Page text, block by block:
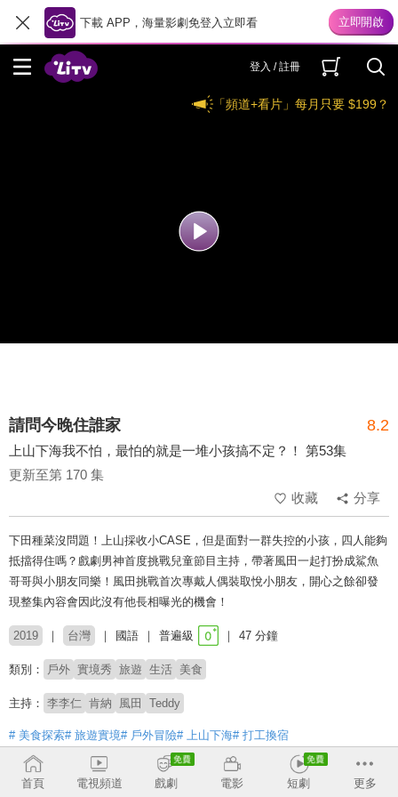
下載 APP，海量影劇免登入立即看
登入 / 註冊
「頻道+看片」每月只要 $199？
請問今晚住誰家 8.2
上山下海我不怕，最怕的就是一堆小孩搞不定？！ 第53集
更新至第 170 集
收藏
分享
下田種菜沒問題！上山採收小CASE，但是面對一群失控的小孩，四人能夠
抵擋得住嗎？戲劇男神首度挑戰兒童節目主持，帶著風田一起打扮成鯊魚
哥哥與小朋友同樂！風田挑戰首次專戴人偶裝取悅小朋友，開心之餘卻發
現整集內容會因此沒有他長相曝光的機會！
2019 台灣 國語 普遍級 47 分鐘
類別： 戶外 實境秀 旅遊 生活 美食
主持： 李李仁 肯納 風田 Teddy
# 美食探索# 旅遊實境# 戶外冒險# 上山下海# 打工換宿
首頁 電視頻道 戲劇 電影 短劇 更多